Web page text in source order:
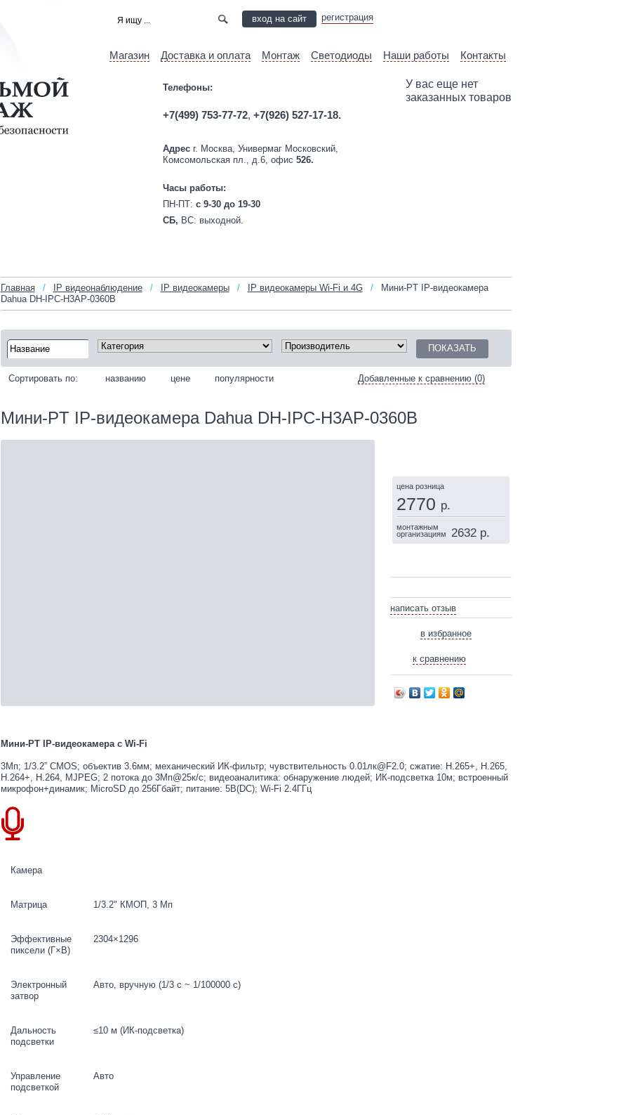
вход на сайт регистрация
Магазин Доставка и оплата Монтаж Светодиоды Наши работы Контакты
У вас еще нет
заказанных товаров
Телефоны:
+7(499) 753-77-72, +7(926) 527-17-18.
Адресг. Москва, Универмаг Московский,
Комсомольская пл., д.6, офис 526.
Часы работы:
ПН-ПТ: c 9-30 до 19-30
СБ, ВС: выходной.
Главная / IP видеонаблюдение / IP видеокамеры / IP видеокамеры Wi-Fi и 4G /
Мини-PT IP-видеокамера
Dahua DH-IPC-H3AP-0360B
Добавленные к сравнению (0)
Сортировать по: названию цене популярности
Мини-PT IP-видеокамера Dahua DH-IPC-H3AP-0360B
цена розница
2770 р.
монтажным
организациям
2632 р.
написать отзыв
в избранное
к сравнению
Мини-PT IP-видеокамера с Wi-Fi
3Мп; 1/3.2” CMOS; объектив 3.6мм; механический ИК-фильтр; чувствительность 0.01лк@F2.0; сжатие: H.265+, H.265,
H.264+, H.264, MJPEG; 2 потока до 3Мп@25к/с; видеоаналитика: обнаружение людей; ИК-подсветка 10м; встроенный
микрофон+динамик; MicroSD до 256Гбайт; питание: 5В(DC); Wi-Fi 2.4ГГц
Камера
Матрица 1/3.2" КМОП, 3 Мп
Эффективные
пиксели (Г×В)
2304×1296
Электронный
затвор
Авто, вручную (1/3 с ~ 1/100000 с)
Дальность
подсветки
≤10 м (ИК-подсветка)
Управление
подсветкой
Авто